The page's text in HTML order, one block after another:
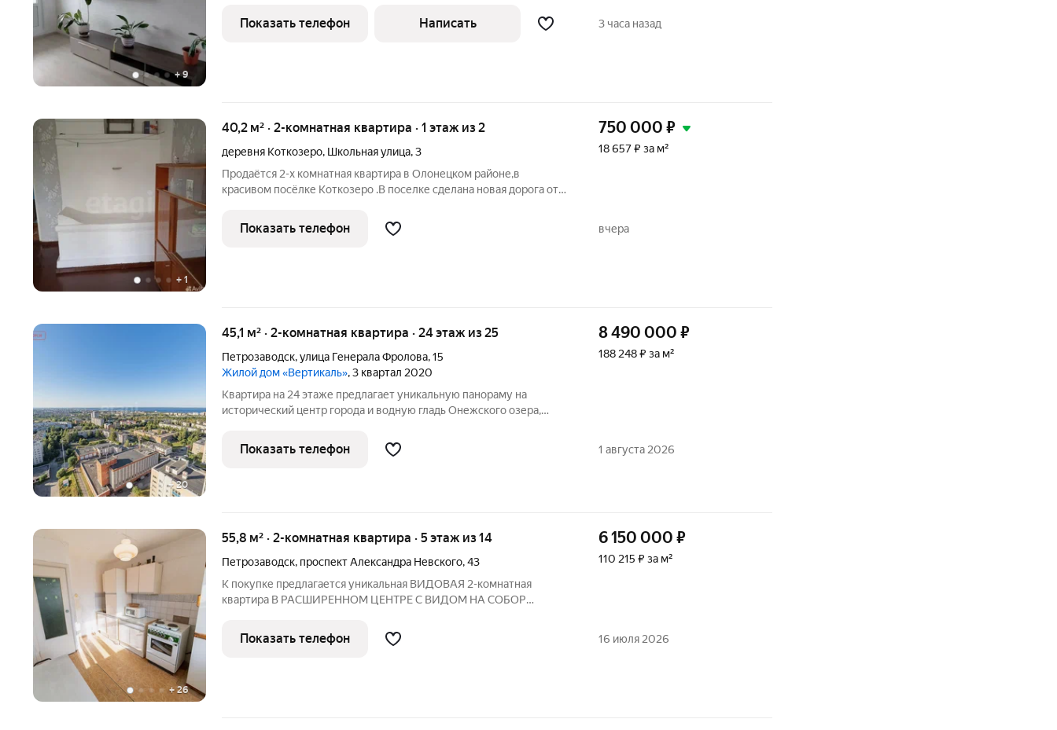
+9
комфорта с историей и свежим дыханием. ХАРАКТЕРИСТИКА
ДОМА И КВАРТИРЫ:
Показать телефон Написать 3 часа назад
+ 1
40,2 м² · 2-комнатная квартира · 1 этаж из 2
деревня Коткозеро, Школьная улица,3
Продаётся 2-х комнатная квартира в Олонецком районе,в
красивом посёлке Коткозеро .В поселке сделана новая дорога от
уникальными озерами ,между которыми располагается
посёлок.На озерах есть места
750 000 ₽
18 657 ₽ за м²
Показать телефон вчера
+20
45,1 м² · 2-комнатная квартира · 24 этаж из 25
Петрозаводск,улица Генерала Фролова,15
Жилой дом «Вертикаль», 3 квартал 2020
Квартира на 24 этаже предлагает уникальную панораму на
исторический центр города и водную гладь Онежского озера,
Объект выполнен в стиле лофт с дизайнерским ремонтом,
готовым к
8 490 000 ₽
188 248 ₽ за м²
Показать телефон 1 августа 2026
+ 26
55,8 м² · 2-комнатная квартира · 5 этаж из 14
Петрозаводск, проспект Александра Невского,43
К покупке предлагается уникальная ВИДОВАЯ 2-комнатная
квартира В РАСШИРЕННОМ ЦЕНТРЕ С ВИДОМ НА СОБОР
ПРЕДЛОЖЕНИЕ. Квартира расположена на 5 этаже в одном из
самых востребоваанных и надежных домов
6 150 000 ₽
110 215 ₽ за м²
Показать телефон 16 июля 2026